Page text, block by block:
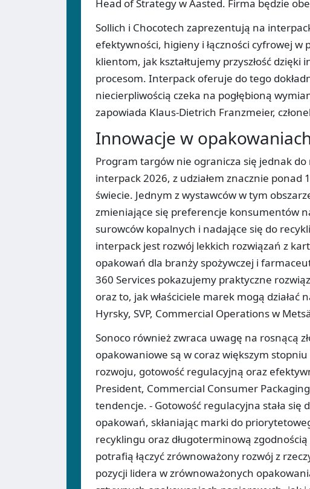
Head of Strategy w Aasted. Firma będzie
Sollich i Chocotech zaprezentują na
efektywności, higieny i łączności cyfrowej
klientom, jak kształtujemy przyszłość
procesom. Interpack oferuje do tego
niecierpliwością czeka na pogłębioną
zapowiada Klaus-Dietrich Franzmeier,
Innowacje w
Program targów nie ogranicza się jednak
interpack 2026, z udziałem znacznie
świecie. Jednym z wystawców w tym
zmieniające się preferencje konsumentów
surowców kopalnych i nadające się do
interpack jest rozwój lekkich rozwiązań z
opakowań dla branży spożywczej i
360 Services pokazujemy praktyczne
oraz to, jak właściciele marek mogą działać
Hyrsky, SVP, Commercial Operations w
Sonoco również zwraca uwagę na rosnącą
opakowaniowe są w coraz większym
rozwoju, gotowość regulacyjną oraz
President, Commercial Consumer
tendencje. - Gotowość regulacyjna stała
opakowań, skłaniając marki do
recyklingu oraz długoterminową
potrafią łączyć zrównoważony rozwój z
pozycji lidera w zrównoważonych